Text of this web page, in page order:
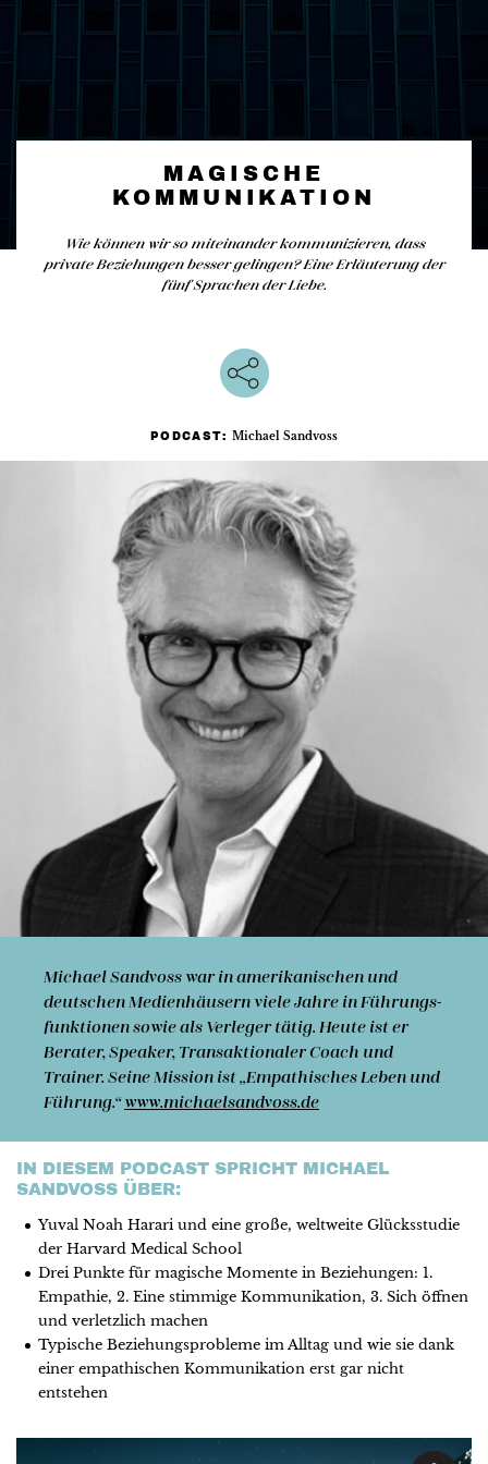
MAGISCHE
KOMMUNIKATION
Wie können wir so miteinander kommunizieren, dass
private Beziehungen besser gelingen? Eine Erläuterung der
fünf Sprachen der Liebe.
PODCAST: Michael Sandvoss
Michael Sandvosswar in amerikanischen und
deutschen Medienhäusern viele Jahre in Führ­ungs­
funk­tionen sowie als Ver­leger tätig. Heute ist er
Berater, Speaker, Trans­aktio­naler Coach und
Trainer. Seine Mission ist „Em­pa­thisch­es Leben und
Führ­ung.“www.michaelsandvoss.de
IN DIESEM PODCAST SPRICHT MICHAEL
SANDVOSS ÜBER:
Yuval Noah Harari und eine große, weltweite Glücksstudie
der Harvard Medical School
Drei Punkte für magische Momente in Beziehungen: 1.
Empathie, 2. Eine stimmige Kommunikation, 3. Sich öffnen
und verletzlich machen
Typische Beziehungsprobleme im Alltag und wie sie dank
einer empathischen Kommunikation erst gar nicht
entstehen